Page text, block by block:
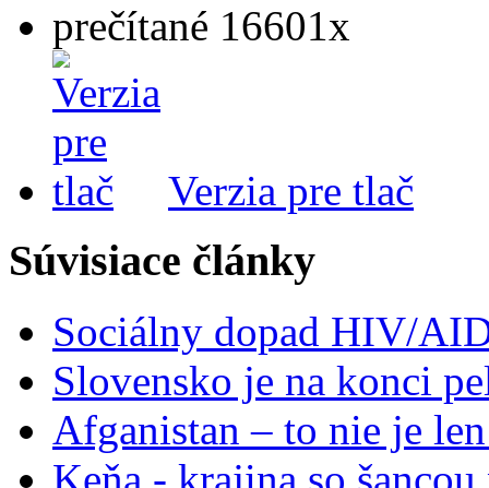
prečítané 16601x
Verzia pre tlač
Súvisiace články
Sociálny dopad HIV/
Slovensko je na konci
Afganistan – to nie je